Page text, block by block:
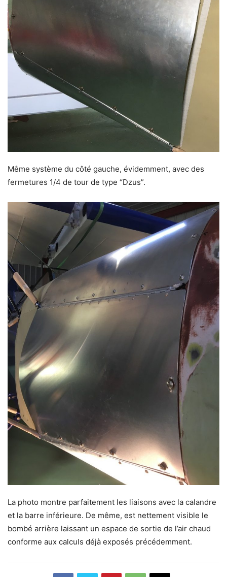
Même système du côté gauche, évidemment, avec des
fermetures 1/4 de tour de type “Dzus”.
La photo montre parfaitement les liaisons avec la calandre
et la barre inférieure. De même, est nettement visible le
bombé arrière laissant un espace de sortie de l’air chaud
conforme aux calculs déjà exposés précédemment.